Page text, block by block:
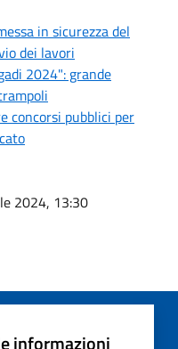
in sicurezza del
dei lavori
2024": grande
concorsi pubblici per
2024, 13:30
informazioni